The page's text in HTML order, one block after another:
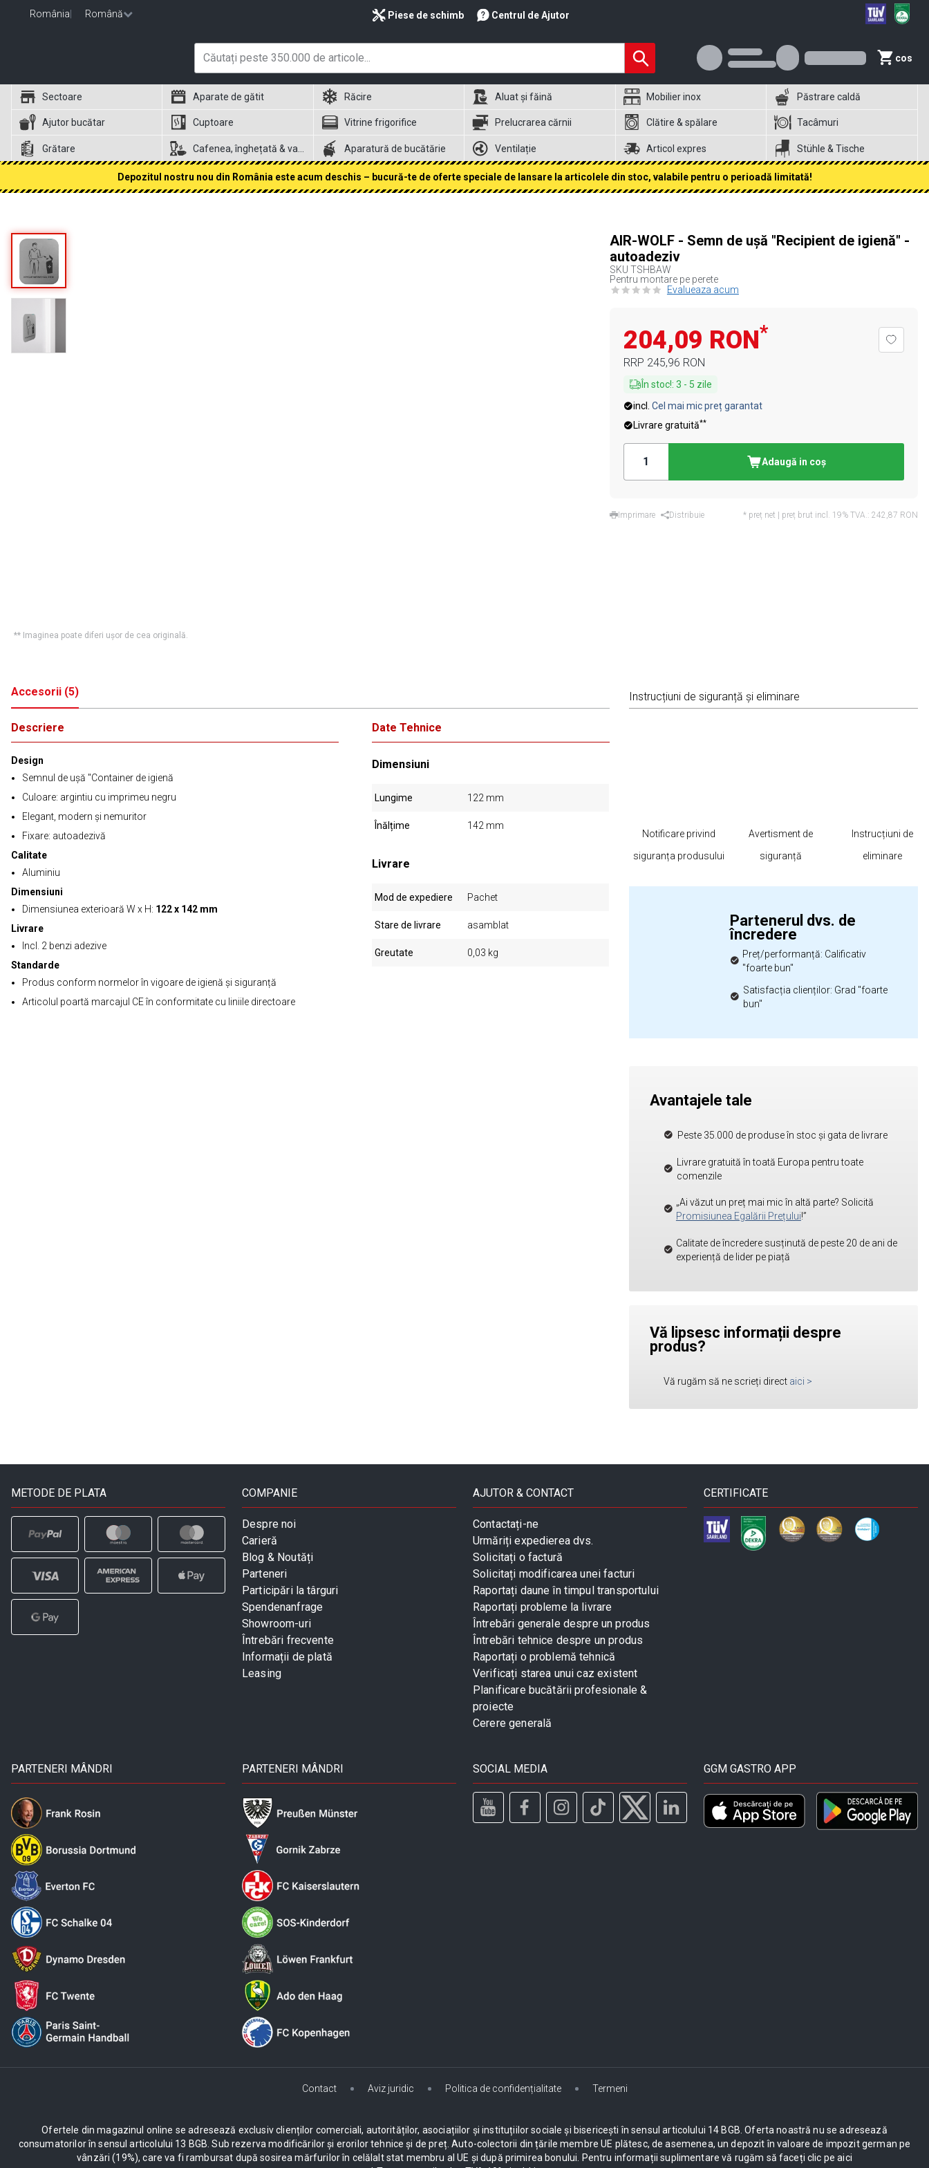
România Română Piese de schimb Centrul de Ajutor
cos
Sectoare Aparate de gătit Răcire Aluat și făină Mobilier inox Păstrare caldă
Ajutor bucătar Cuptoare Vitrine frigorifice Prelucrarea cărnii Clătire & spălare Tacâmuri
Grătare Aparatură de bucătărie Ventilație Articol expres Stühle & Tische
Depozitul nostru nou din România este acum deschis – bucură-te de oferte speciale de lansare la articolele din stoc, valabile pentru o perioadă limitată!
** Imaginea poate diferi ușor de cea originală.
AIR-WOLF - Semn de ușă "Recipient de igienă" -
autoadeziv
SKU TSHBAW
Pentru montare pe perete
Evalueaza acum
204,09 RON*
RRP 245,96 RON
În stoc!: 3 - 5 zile
incl. Cel mai mic preț garantat
Livrare gratuită**
Adaugă in coş
Imprimare Distribuie * preț net | preț brut incl. 19% TVA.: 242,87 RON
Accesorii (5)
Descriere
Design
Semnul de ușă "Container de igienă
Culoare: argintiu cu imprimeu negru
Elegant, modern și nemuritor
Fixare: autoadezivă
Calitate
Aluminiu
Dimensiuni
Dimensiunea exterioară W x H: 122 x 142 mm
Livrare
Incl. 2 benzi adezive
Standarde
Produs conform normelor în vigoare de igienă și siguranță
Articolul poartă marcajul CE în conformitate cu liniile directoare
Date Tehnice
Dimensiuni
Lungime 122 mm
Înălțime 142 mm
Livrare
Mod de expediere Pachet
Stare de livrare asamblat
Greutate 0,03 kg
Instrucțiuni de siguranță și eliminare
Notificare privind
siguranța produsului
Avertisment de
siguranță
Instrucțiuni de
eliminare
Partenerul dvs. de
încredere
Preț/performanță: Calificativ
"foarte bun"
Satisfacția clienților: Grad "foarte
bun"
Avantajele tale
Peste 35.000 de produse în stoc și gata de livrare
Livrare gratuită în toată Europa pentru toate
comenzile
„Ai văzut un preț mai mic în altă parte? Solicită
Promisiunea Egalării Prețului!”
Calitate de încredere susținută de peste 20 de ani de
experiență de lider pe piață
Vă lipsesc informații despre
produs?
Vă rugăm să ne scrieți direct aici >
METODE DE PLATA COMPANIE
Despre noi
Carieră
Blog & Noutăți
Parteneri
Participări la târguri
Spendenanfrage
Showroom-uri
Întrebări frecvente
Informații de plată
Leasing
AJUTOR & CONTACT
Contactați-ne
Urmăriți expedierea dvs.
Solicitați o factură
Solicitați modificarea unei facturi
Raportați daune în timpul transportului
Raportați probleme la livrare
Întrebări generale despre un produs
Întrebări tehnice despre un produs
Raportați o problemă tehnică
Verificați starea unui caz existent
Planificare bucătării profesionale &
proiecte
Cerere generală
CERTIFICATE
PARTENERI MÂNDRI PARTENERI MÂNDRI SOCIAL MEDIA GGM GASTRO APP
Contact Aviz juridic Politica de confidențialitate Termeni
Ofertele din magazinul online se adresează exclusiv clienților comerciali, autorităților, asociațiilor și instituțiilor sociale și bisericești în sensul articolului 14 BGB. Oferta noastră nu se adresează
consumatorilor în sensul articolului 13 BGB. Sub rezerva modificărilor și erorilor tehnice și de preț. Auto-colectorii din țările membre UE plătesc, de asemenea, un depozit în valoare de impozit german pe
vânzări (19%), care va fi rambursat după sosirea mărfurilor în celălalt stat membru al UE și după primirea bonului. Pentru informații suplimentare vă rugăm să faceți clic pe aici